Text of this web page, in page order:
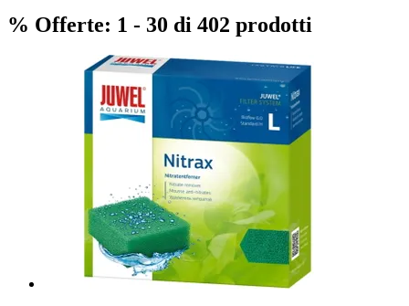
% Offerte: 1 - 30 di 402 prodotti